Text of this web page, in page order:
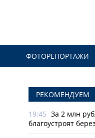
ФОТОРЕПОРТАЖИ
РЕКОМЕНДУЕМ
19:45 За 2 млн
благоустроят